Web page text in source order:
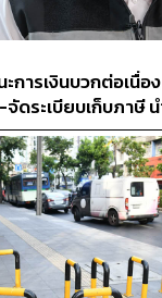
ให้บริการระบบขน
รณ์การแพร่ระบาด
ะกอบการของ BTS
ถไฟฟ้าเป็นหนึ่งในท
ยังมีปัจจัยบวกในร
นเดินรถไฟฟ้าสาย
ย์สองสาย และสนา
ะเซ็นสัญญาในเดือน
ะการเงินบวกต่อเนื่อ
ดระเบียบเก็บภาษี